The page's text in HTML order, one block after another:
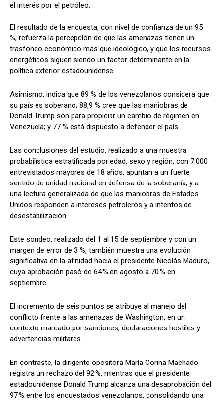
el interés por el petróleo.
El resultado de la encuesta, con nivel de confianza de un 95
%, refuerza la percepción de que las amenazas tienen un
trasfondo económico más que ideológico, y que los recursos
energéticos siguen siendo un factor determinante en la
política exterior estadounidense.
Asimismo, indica que 89 % de los venezolanos considera que
su país es soberano; 88,9 % cree que las maniobras de
Donald Trump son para propiciar un cambio de régimen en
Venezuela; y 77 % está dispuesto a defender el país.
Las conclusiones del estudio, realizado a una muestra
probabilìstica estratificada por edad, sexo y región, con 7.000
entrevistados mayores de 18 años, apuntan a un fuerte
sentido de unidad nacional en defensa de la soberanía, y a
una lectura generalizada de que las maniobras de Estados
Unidos responden a intereses petroleros y a intentos de
desestabilización.
Este sondeo, realizado del 1 al 15 de septiembre y con un
margen de error de 3 %, también muestra una evolución
significativa en la afinidad hacia el presidente Nicolás Maduro,
cuya aprobación pasó de 64 % en agosto a 70 % en
septiembre.
El incremento de seis puntos se atribuye al manejo del
conflicto frente a las amenazas de Washington, en un
contexto marcado por sanciones, declaraciones hostiles y
advertencias militares.
En contraste, la dirigente opositora María Corina Machado
registra un rechazo del 92 %, mientras que el presidente
estadounidense Donald Trump alcanza una desaprobación del
97 % entre los encuestados venezolanos, consolidando una